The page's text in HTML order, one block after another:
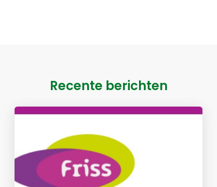
Recente berichten